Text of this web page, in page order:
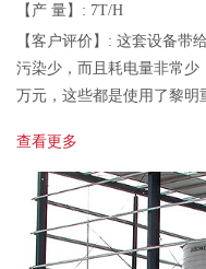
【产 量】: 7T/H
【客户评价】: 这套设备带
污染少，而且耗电量非常
万元，这些都是使用了黎明
查看更多